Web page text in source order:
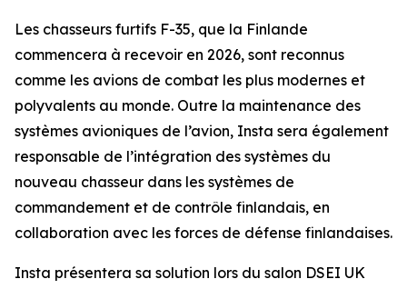
Les chasseurs furtifs F-35, que la Finlande
commencera à recevoir en 2026, sont reconnus
comme les avions de combat les plus modernes et
polyvalents au monde. Outre la maintenance des
systèmes avioniques de l’avion, Insta sera également
responsable de l’intégration des systèmes du
nouveau chasseur dans les systèmes de
commandement et de contrôle finlandais, en
collaboration avec les forces de défense finlandaises.
Insta présentera sa solution lors du salon DSEI UK